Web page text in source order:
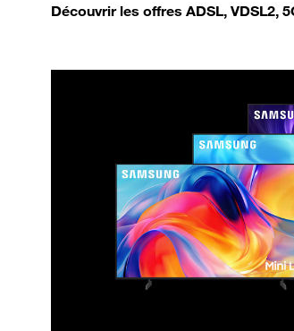
Découvrir les offres ADSL, VDSL2,